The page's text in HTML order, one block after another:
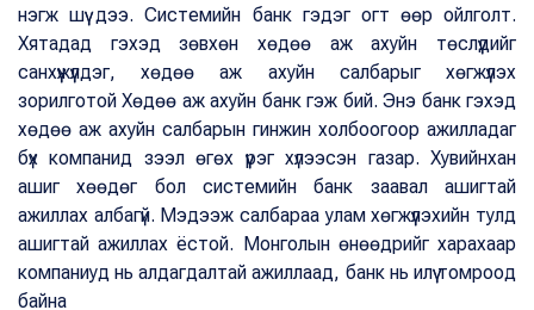
нэгж шүү дээ. Системийн банк гэдэг огт өөр ойлголт.
Хятадад гэхэд зөвхөн хөдөө аж ахуйн төслүүдийг
санхүүжүүлдэг, хөдөө аж ахуйн салбарыг хөгжүүлэх
зорилготой Хөдөө аж ахуйн банк гэж бий. Энэ банк гэхэд
хөдөө аж ахуйн салбарын гинжин холбоогоор ажилладаг
бүх компанид зээл өгөх үүрэг хүлээсэн газар. Хувийнхан
ашиг хөөдөг бол системийн банк заавал ашигтай
ажиллах албагүй. Мэдээж салбараа улам хөгжүүлэхийн тулд
ашигтай ажиллах ёстой. Монголын өнөөдрийг харахаар
компаниуд нь алдагдалтай ажиллаад, банк нь илүү томроод
байна